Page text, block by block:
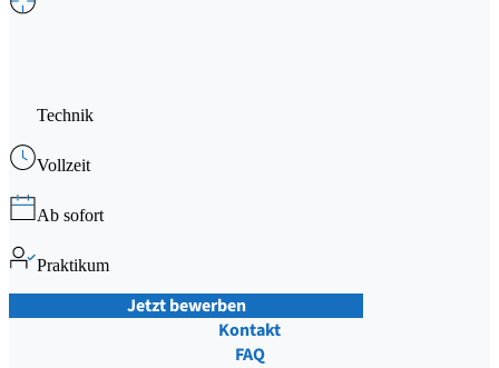
Technik
Vollzeit
Ab sofort
Praktikum
Jetzt bewerben
Kontakt
FAQ